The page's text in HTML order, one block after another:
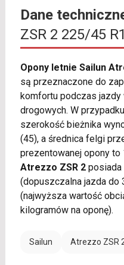
Dane
ZSR 2 225/45
Opony letnie Sailun
są przeznaczone do
komfortu podczas jazdy
drogowych. W
szerokość bieżnika
(45), a średnica felgi
prezentowanej opony to
Atrezzo ZSR 2posiada
(dopuszczalna jazda do
(najwyższa wartość
kilogramów na oponę).
Sailun Atrezzo ZSR